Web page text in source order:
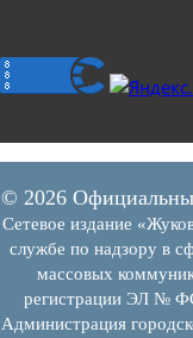
© 2026
Сетевое издание
службе по надзору в
массовых
регистрации ЭЛ №
Администрация